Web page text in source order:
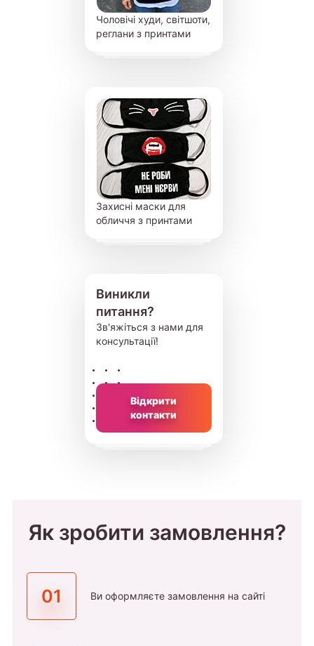
Чоловічі худи, світшоти,
реглани з принтами
Захисні маски для
обличчя з принтами
Виникли
питання?
Зв'яжіться з нами для
консультації!
Відкрити
контакти
Як зробити замовлення?
01 Ви оформляєте замовлення на сайті